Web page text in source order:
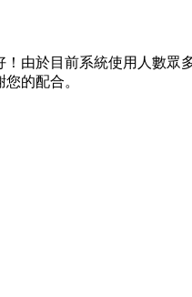
！由於目前系統使用人數眾
的配合。